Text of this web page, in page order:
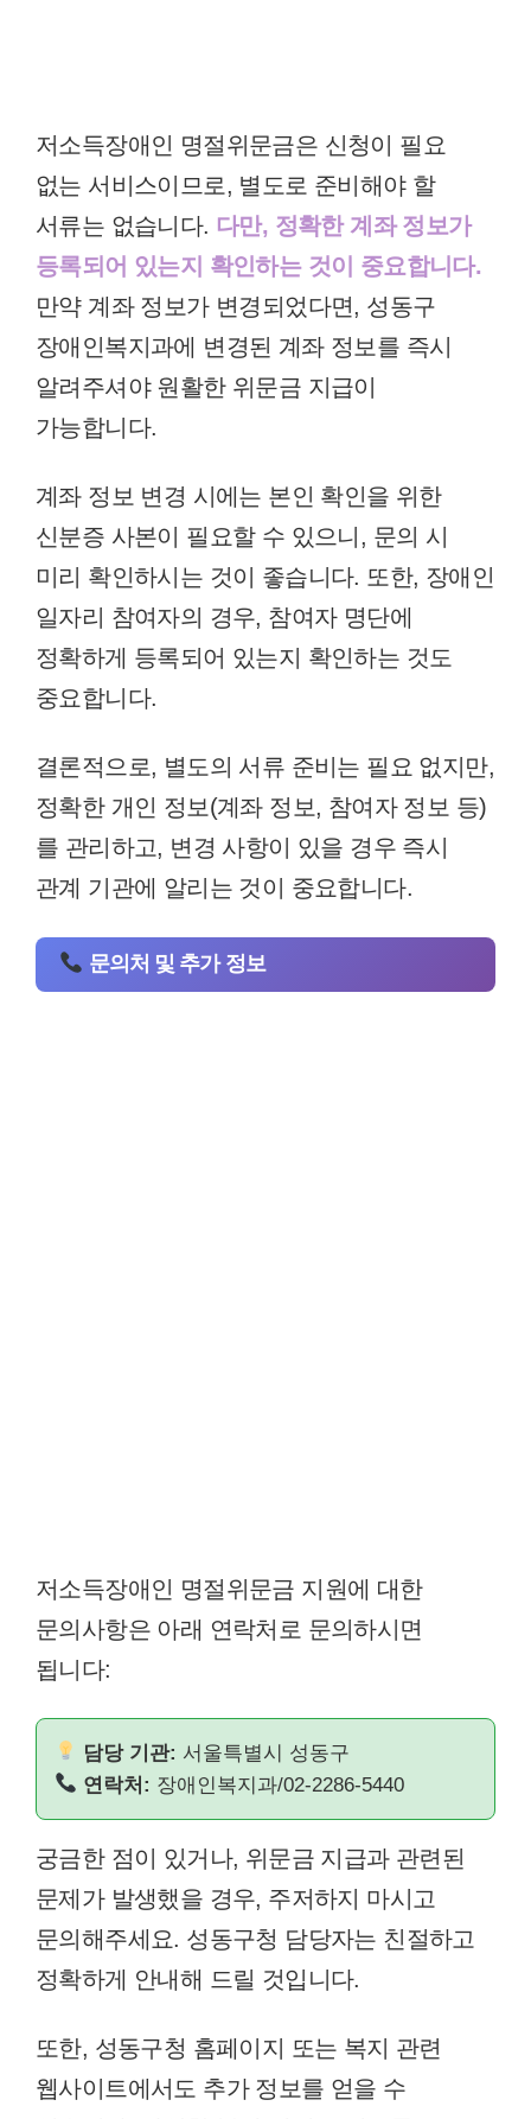
저소득장애인 명절위문금은 신청이 필요
없는 서비스이므로, 별도로 준비해야 할
서류는 없습니다. 다만, 정확한 계좌 정보가
등록되어 있는지 확인하는 것이 중요합니다.
만약 계좌 정보가 변경되었다면, 성동구
장애인복지과에 변경된 계좌 정보를 즉시
알려주셔야 원활한 위문금 지급이
가능합니다.
계좌 정보 변경 시에는 본인 확인을 위한
신분증 사본이 필요할 수 있으니, 문의 시
미리 확인하시는 것이 좋습니다. 또한, 장애인
일자리 참여자의 경우, 참여자 명단에
정확하게 등록되어 있는지 확인하는 것도
중요합니다.
결론적으로, 별도의 서류 준비는 필요 없지만,
정확한 개인 정보(계좌 정보, 참여자 정보 등)
를 관리하고, 변경 사항이 있을 경우 즉시
관계 기관에 알리는 것이 중요합니다.
문의처 및 추가 정보
저소득장애인 명절위문금 지원에 대한
문의사항은 아래 연락처로 문의하시면
됩니다:
담당 기관: 서울특별시 성동구
연락처: 장애인복지과/02-2286-5440
궁금한 점이 있거나, 위문금 지급과 관련된
문제가 발생했을 경우, 주저하지 마시고
문의해주세요. 성동구청 담당자는 친절하고
정확하게 안내해 드릴 것입니다.
또한, 성동구청 홈페이지 또는 복지 관련
웹사이트에서도 추가 정보를 얻을 수